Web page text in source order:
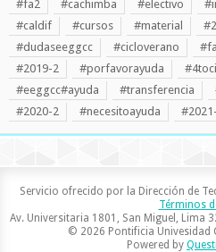
#fa2
#cachimba #electivo
#caldif
#cursos #material
#dudaseeggcc
#cicloverano
#2019-2
#porfavorayuda
#eeggcc#ayuda
#transferencia
#2020-2
#necesitoayuda
Servicio ofrecido por la Dirección de
Términos
Av. Universitaria 1801, San Miguel, Lima
© 2026 Pontificia Univesidad
Powered by